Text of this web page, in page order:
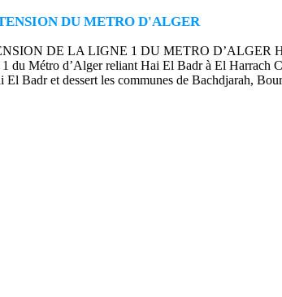
DU METRO D'ALGER
DE LA LIGNE 1 DU METRO D’ALGER
du Métro d’Alger reliant Hai El Badr à El Harrach
El Badr et dessert les communes de Bachdjarah,